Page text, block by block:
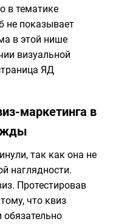
в тематике
не показывает
в этой нише
визуальной
ЯД
маркетинга в
так как она не
наглядности.
Протестировав
что квиз
обязательно